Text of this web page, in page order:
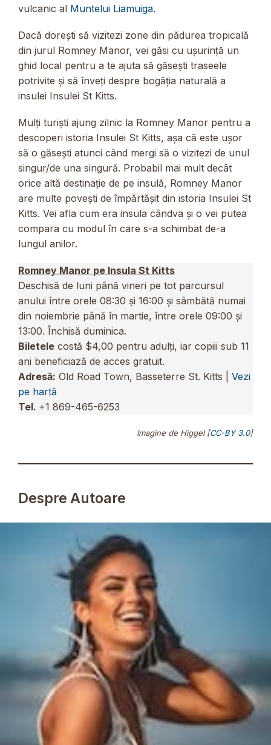
vulcanic al Muntelui Liamuiga.
Dacă dorești să vizitezi zone din pădurea tropicală
din jurul Romney Manor, vei găsi cu ușurință un
ghid local pentru a te ajuta să găsești traseele
potrivite și să înveți despre bogăția naturală a
insulei Insulei St Kitts.
Mulți turiști ajung zilnic la Romney Manor pentru a
descoperi istoria Insulei St Kitts, așa că este ușor
să o găsești atunci când mergi să o vizitezi de unul
singur/de una singură. Probabil mai mult decât
orice altă destinație de pe insulă, Romney Manor
are multe povești de împărtășit din istoria Insulei St
Kitts. Vei afla cum era insula cândva și o vei putea
compara cu modul în care s-a schimbat de-a
lungul anilor.
Romney Manor pe Insula St Kitts
Deschisă de luni până vineri pe tot parcursul
anului între orele 08:30 și 16:00 și sâmbătă numai
din noiembrie până în martie, între orele 09:00 și
13:00. Închisă duminica.
Biletele costă $4,00 pentru adulți, iar copiii sub 11
ani beneficiază de acces gratuit.
Adresă: Old Road Town, Basseterre St. Kitts | Vezi
pe hartă
Tel. +1 869-465-6253
Imagine de Higgel [CC-BY 3.0]
Despre Autoare